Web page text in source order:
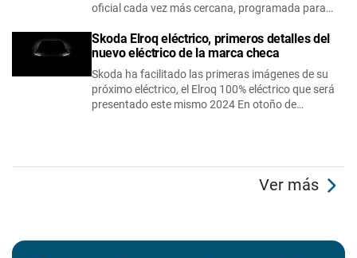
oficial cada vez más cercana, programada para…
Skoda Elroq eléctrico, primeros detalles del
nuevo eléctrico de la marca checa
Skoda ha facilitado las primeras imágenes de su
próximo eléctrico, el Elroq 100% eléctrico que será
presentado este mismo 2024 En otoño de…
Ver más